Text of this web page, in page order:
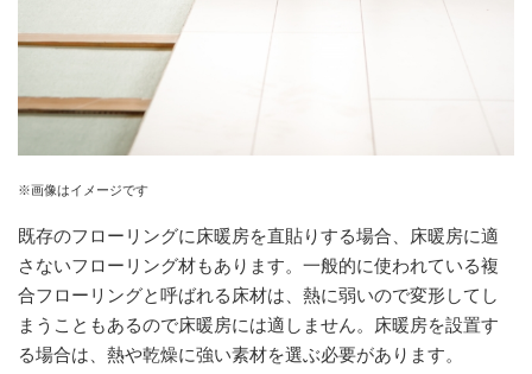
※画像はイメージです
既存のフローリングに床暖房を直貼りする場合、床暖房に適
さないフローリング材もあります。一般的に使われている複
合フローリングと呼ばれる床材は、熱に弱いので変形してし
まうこともあるので床暖房には適しません。床暖房を設置す
る場合は、熱や乾燥に強い素材を選ぶ必要があります。